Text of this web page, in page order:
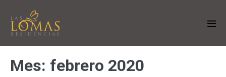
Mes: febrero 2020